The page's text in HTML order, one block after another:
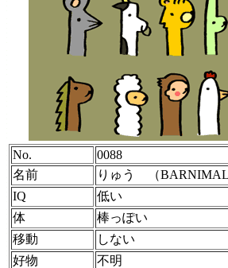
No.
0088
名前
りゅう （
IQ
低い
体
棒っぽい
移動
しない
好物
不明